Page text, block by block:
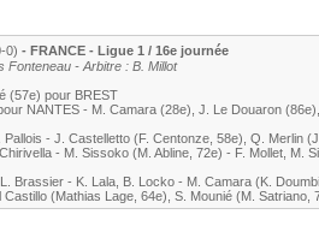
0) - FRANCE - Ligue 1 / 16e journée
Fonteneau - Arbitre : B. Millot
(57e) pour BREST
pour NANTES - M. Camara (28e) J. Le Douaron (86e)
Pallois - J. Castelletto (F. Centonze , 58e) Q. Merlin (
- M. Sissoko (M. Abline , 72e) - F. Mollet M.
L. Brassier - K. Lala B. Locko - M. Camara (K.
Castillo (Mathias Lage , 64e) S. Mounié (M. Satriano ,